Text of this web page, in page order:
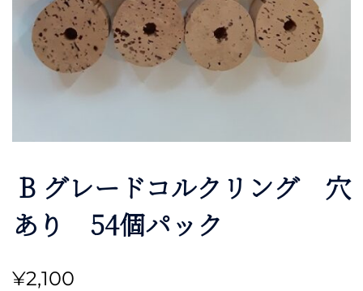
B グレードコルクリング 穴
あり 54個パック
¥2,100